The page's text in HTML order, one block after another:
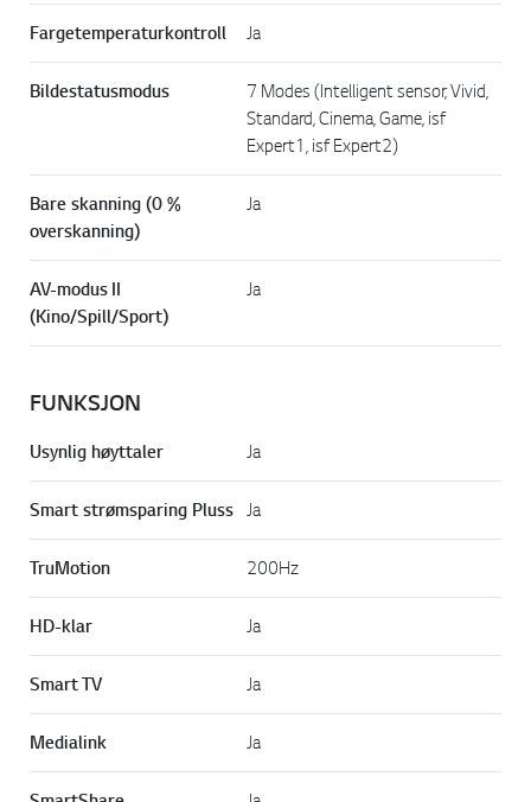
Fargetemperaturkontroll Ja
Bildestatusmodus
7 Modes (Intelligent sensor, Vivid,
Standard, Cinema, Game, isf
Expert1, isf Expert2)
Bare skanning (0 %
overskanning)
Ja
AV-modus II
(Kino/Spill/Sport)
Ja
FUNKSJON
Usynlig høyttaler Ja
Smart strømsparing Pluss Ja
TruMotion 200Hz
HD-klar Ja
Smart TV Ja
Medialink Ja